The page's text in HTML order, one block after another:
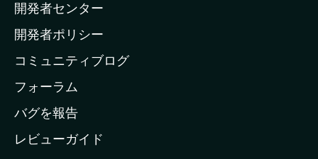
ー
ム
ー
ジ
へ
開発者センター
開発者ポリシー
コミュニティブログ
フォーラム
バグを報告
レビューガイド